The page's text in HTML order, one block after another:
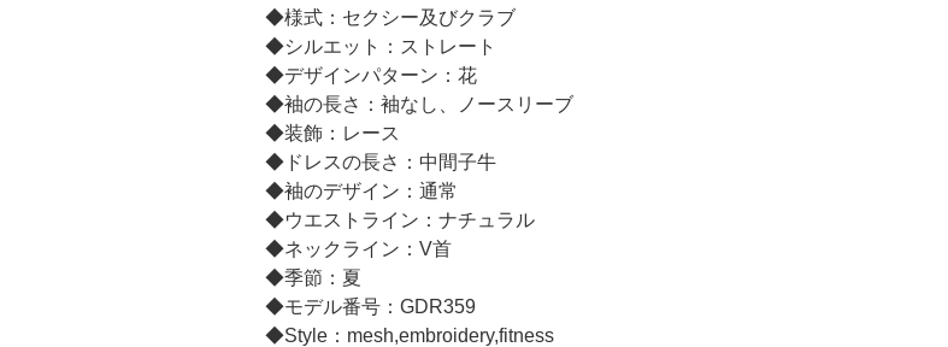
◆様式：セクシー及びクラブ
◆シルエット：ストレート
◆デザインパターン：花
◆袖の長さ：袖なし、ノースリーブ
◆装飾：レース
◆ドレスの長さ：中間子牛
◆袖のデザイン：通常
◆ウエストライン：ナチュラル
◆ネックライン：V首
◆季節：夏
◆モデル番号：GDR359
◆Style：mesh,embroidery,fitness